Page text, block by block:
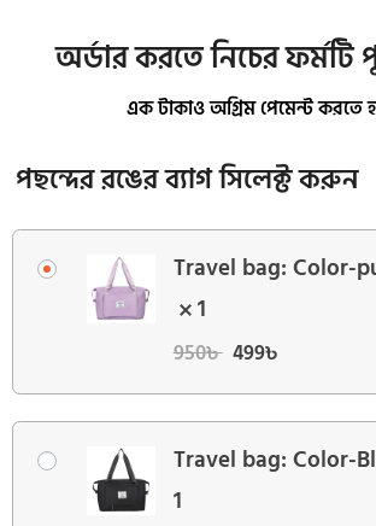
অর্ডার করতে নিচের
এক টাকাও অগ্রিম পেমেন্ট করতে
পছন্দের রঙের ব্যাগ সিলেক্ট করুন
Travel bag: Color-
1
950৳ 499৳
Travel bag: Color-
1